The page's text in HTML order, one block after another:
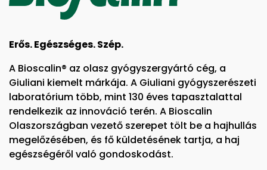
Erős. Egészséges. Szép.
A Bioscalin® az olasz gyógyszergyártó cég, a
Giuliani kiemelt márkája. A Giuliani gyógyszerészeti
laboratórium több, mint 130 éves tapasztalattal
rendelkezik az innováció terén. A Bioscalin
Olaszországban vezető szerepet tölt be a hajhullás
megelőzésében, és fő küldetésének tartja, a haj
egészségéről való gondoskodást.